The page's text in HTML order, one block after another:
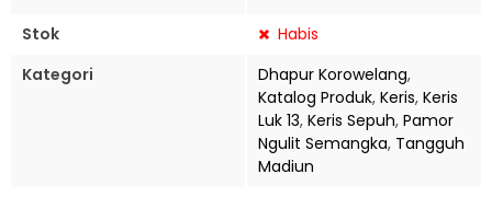
Stok
Habis
Kategori
Dhapur Korowelang,
Katalog Produk, Keris, Keris
Luk 13, Keris Sepuh, Pamor
Ngulit Semangka, Tangguh
Madiun